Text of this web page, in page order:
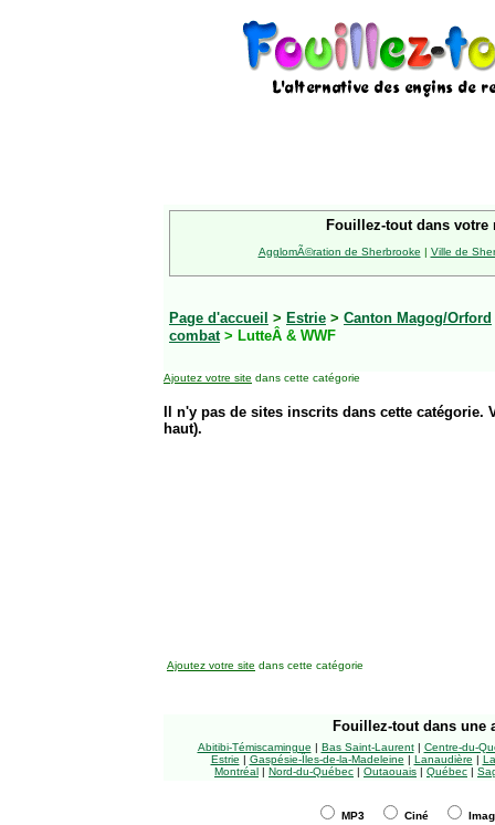
Fouillez-tout dans votre
AgglomÃ©ration de Sherbrooke | Ville de
Page d'accueil > Estrie > Canton Magog/Orford
combat> LutteÂ & WWF
Ajoutez votre site dans cette catégorie
Il n'y pas de sites inscrits dans cette
haut).
Ajoutez votre site dans cette catégorie
Fouillez-tout dans une
Abitibi-Témiscamingue | Bas Saint-Laurent| Centre-du-
Estrie | Gaspésie-Îles-de-la-Madeleine | Lanaudière |
Montréal | Nord-du-Québec | Outaouais | Québec |
MP3 Ciné